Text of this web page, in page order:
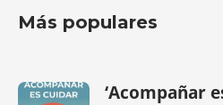
Más populares
‘Acompañar